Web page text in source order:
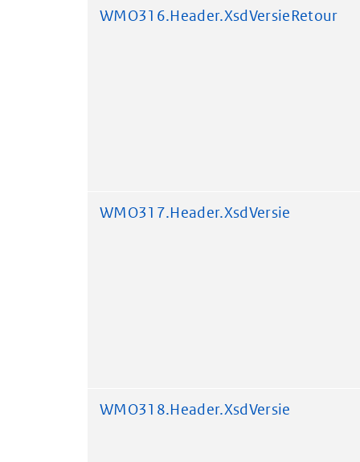
WMO316.Header.XsdVersieRetour
WMO317.Header.XsdVersie
WMO318.Header.XsdVersie